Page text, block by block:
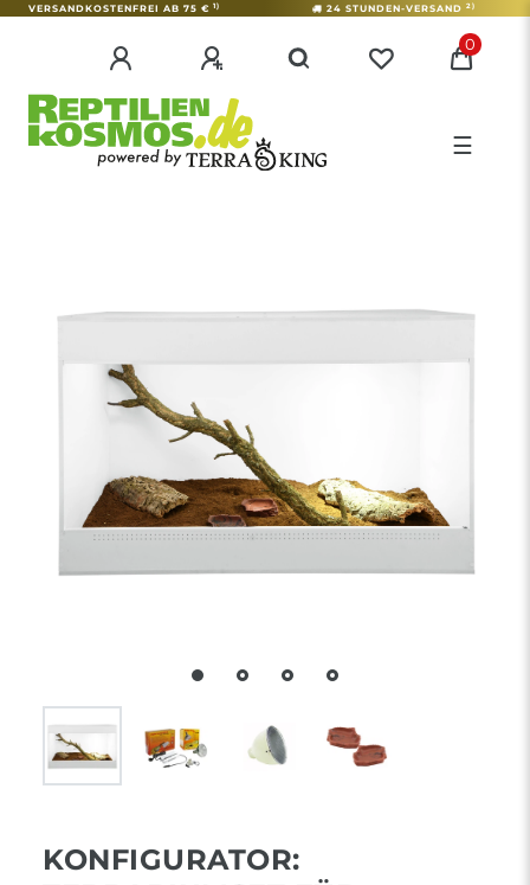
VERSANDKOSTENFREI AB 75 € 1) 24 STUNDEN-VERSAND 2)
0
☰
KONFIGURATOR: